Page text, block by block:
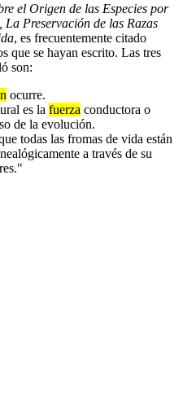
el Origen de las Especies por
Preservación de las Razas
, es frecuentemente citado
que se hayan escrito. Las tres
son:
ocurre.
es la fuerza conductora o
de la evolución.
todas las fromas de vida están
a través de su